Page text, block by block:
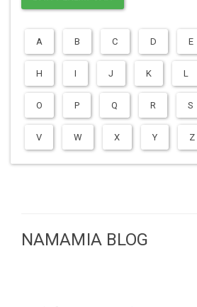
A B C D E
H I J K L
O P Q R S
V W X Y Z
NAMAMIA BLOG